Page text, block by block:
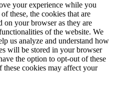
your experience while you
these, the cookies that are
on your browser as they are
of the website. We
us analyze and understand how
will be stored in your browser
the option to opt-out of these
cookies may affect your